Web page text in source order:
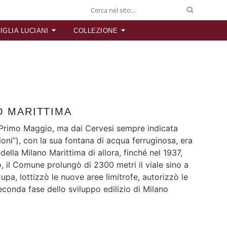
LUCIANI COLLEZIONE
MARITTIMA
Maggio, ma dai Cervesi sempre indicata
con la sua fontana di acqua ferruginosa, era
Milano Marittima di allora, finché nel 1937,
il Comune prolungò di 2300 metri il viale sino a
lottizzò le nuove aree limitrofe, autorizzò le
fase dello sviluppo edilizio di Milano